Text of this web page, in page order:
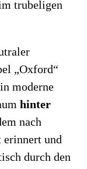
trubeligen
„Oxford“
moderne
hinter
nach
erinnert und
durch den